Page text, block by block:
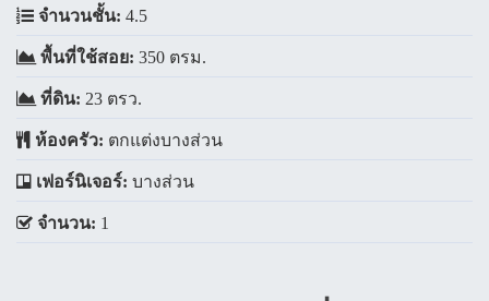
จำนวนชั้น: 4.5
พื้นที่ใช้สอย: 350 ตรม.
ที่ดิน: 23 ตรว.
ห้องครัว: ตกแต่งบางส่วน
เฟอร์นิเจอร์: บางส่วน
จำนวน: 1